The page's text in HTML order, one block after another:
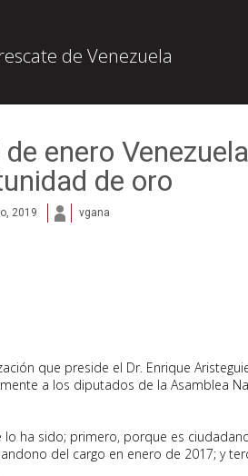
de Venezuela
de enero
de oro
2019 vgana
que preside el Dr. Enrique
a los diputados de la Asamblea
lo ha sido; primero, porque es
del cargo en enero de 2017; y